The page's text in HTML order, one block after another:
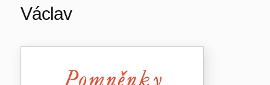
Václav